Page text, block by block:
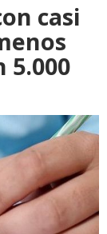
casi
5.000